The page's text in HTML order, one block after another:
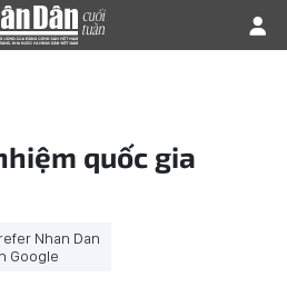
quốc gia
Nhan Dan
Google